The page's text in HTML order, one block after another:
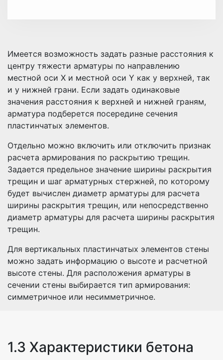
Имеется возможность задать разные расстояния к
центру тяжести арматуры по направлению
местной оси Х и местной оси Y как у верхней, так
и у нижней грани. Если задать одинаковые
значения расстояния к верхней и нижней граням,
арматура подберется посередине сечения
пластинчатых элементов.
Отдельно можно включить или отключить признак
расчета армирования по раскрытию трещин.
Задается предельное значение ширины раскрытия
трещин и шаг арматурных стержней, по которому
будет вычислен диаметр арматуры для расчета
ширины раскрытия трещин, или непосредственно
диаметр арматуры для расчета ширины раскрытия
трещин.
Для вертикальных пластинчатых элементов стены
можно задать информацию о высоте и расчетной
высоте стены. Для расположения арматуры в
сечении стены выбирается тип армирования:
симметричное или несимметричное.
1.3 Характеристики бетона